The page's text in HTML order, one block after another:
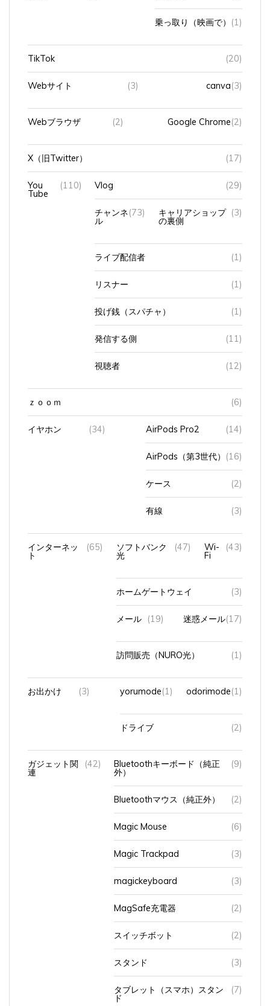
乗っ取り（映画で）(1)
TikTok (20)
Webサイト (3) canva(3)
Webブラウザ (2) Google Chrome(2)
X（旧Twitter） (17)
You (110) Vlog (29)
チャンネ(73) キャリアショップ (3)
ライブ配信者 (1)
リスナー (1)
投げ銭（スパチャ） (1)
発信する側 (11)
視聴者 (12)
ｚｏｏｍ (6)
イヤホン (34) AirPods Pro2 (14)
AirPods（第3世代）(16)
ケース (2)
有線 (3)
インターネッ (65) ソフトバンク (47) Wi- (43)
ホームゲートウェイ (3)
メール (19) 迷惑メール(17)
訪問販売（NURO光） (1)
お出かけ (3) yorumode(1) odorimode(1)
ドライブ (2)
ガジェット関 (42) Bluetoothキーボード（純正 (9)
Bluetoothマウス（純正外） (2)
Magic Mouse (6)
Magic Trackpad (3)
magickeyboard (3)
MagSafe充電器 (2)
スイッチボット (2)
スタンド (3)
タブレット（スマホ）スタン (7)